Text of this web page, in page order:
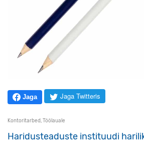
Jaga Jaga Twitteris
Kontoritarbed,Töölauale
Haridusteaduste instituudi